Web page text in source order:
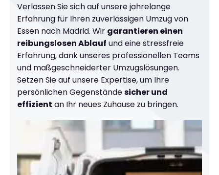
Verlassen Sie sich auf unsere jahrelange
Erfahrung für Ihren zuverlässigen Umzug von
Essen nach Madrid. Wir garantieren einen
reibungslosen Ablauf und eine stressfreie
Erfahrung, dank unseres professionellen Teams
und maßgeschneiderter Umzugslösungen.
Setzen Sie auf unsere Expertise, um Ihre
persönlichen Gegenständesicher und
effizient an Ihr neues Zuhause zu bringen.